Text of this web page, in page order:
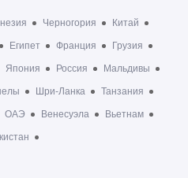
Черногория Китай
Египет Франция Грузия
Япония Россия Мальдивы
Шри-Ланка Танзания
ОАЭ Венесуэла Вьетнам